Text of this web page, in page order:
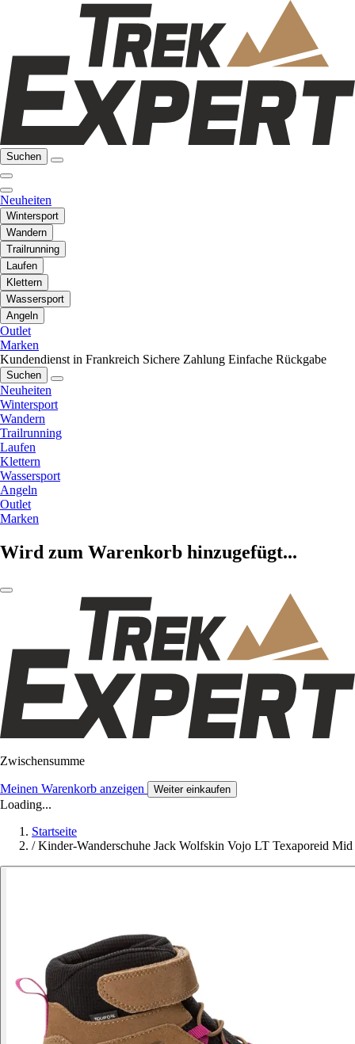
Suchen
Neuheiten
Wintersport
Wandern
Trailrunning
Laufen
Klettern
Wassersport
Angeln
Outlet
Marken
Kundendienst in Frankreich Sichere Zahlung Einfache Rückgabe
Suchen
Neuheiten
Wintersport
Wandern
Trailrunning
Laufen
Klettern
Wassersport
Angeln
Outlet
Marken
Wird zum Warenkorb hinzugefügt...
Zwischensumme
Meinen Warenkorb anzeigen Weiter einkaufen
Loading...
Startseite
/ Kinder-Wanderschuhe Jack Wolfskin Vojo LT Texaporeid Mid